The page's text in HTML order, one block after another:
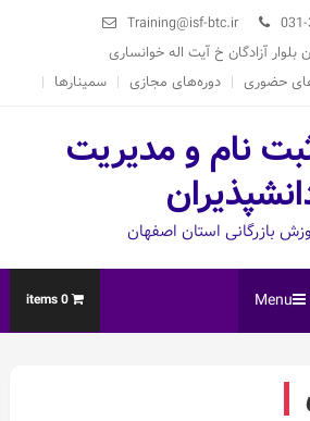
Training@isf-btc.ir
بلوار آزادگان خ آیت اله خوانساری
حضوری دوره‌های مجازی سمینارها
نام و مدیریت
بازرگانی استان اصفهان
Menu
0 items